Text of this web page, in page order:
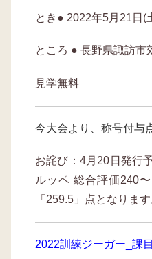
とき● 2022年5月21日(
ところ ● 長野県諏訪市
見学無料
今大会より、称号付与
お詫び：4月20日発行
ルッペ 総合評価240
「259.5」点となります
2022訓練ジーガー_課